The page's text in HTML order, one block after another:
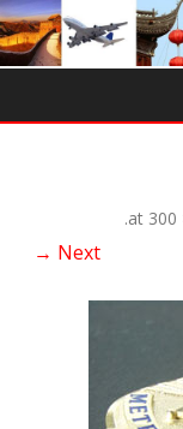
300
.
Next →